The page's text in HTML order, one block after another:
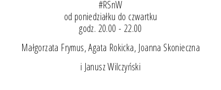
#RSnW
od poniedziałku do czwartku
godz. 20.00 - 22.00
Małgorzata Frymus, Agata Rokicka, Joanna Skonieczna
i Janusz Wilczyński